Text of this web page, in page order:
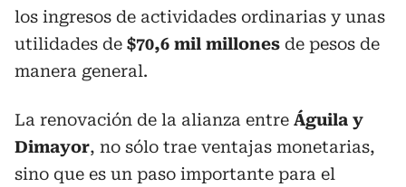
los ingresos de actividades ordinarias y unas
utilidades de $70,6 mil millones de pesos de
manera general.
La renovación de la alianza entre Águila y
Dimayor, no sólo trae ventajas monetarias,
sino que es un paso importante para el